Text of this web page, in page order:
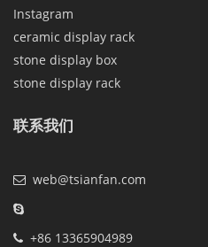
Instagram
ceramic display rack
stone display box
stone display rack
联系我们
web@tsianfan.com
+86 13365904989